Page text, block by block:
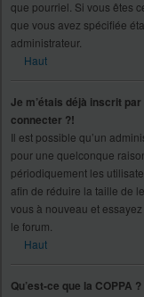
que pourriel. Si vous êtes
que vous avez spécifiée
administrateur.
Haut
Je m’étais déjà inscrit
connecter ?!
Il est possible qu’un
pour une quelconque
périodiquement les
afin de réduire la taille de
vous à nouveau et
le forum.
Haut
Qu’est-ce que la COPPA ?